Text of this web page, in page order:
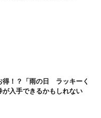
得！？「雨の日 ラッキーく
が入手できるかもしれない